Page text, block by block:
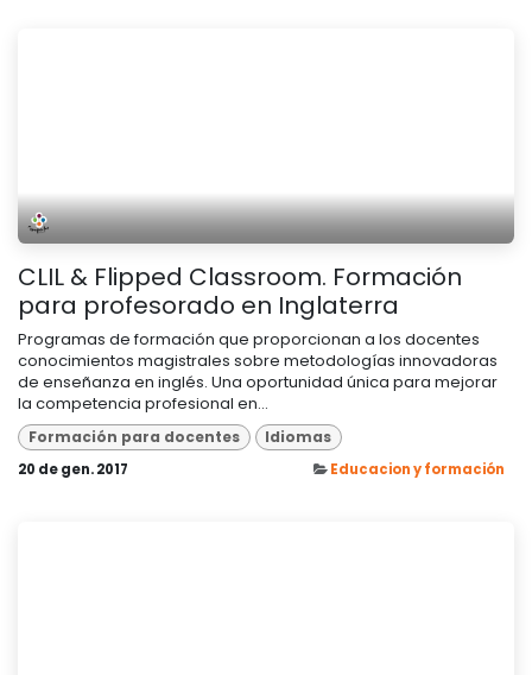
CLIL & Flipped Classroom. Formación
para profesorado en Inglaterra
Programas de formación que proporcionan a los docentes
conocimientos magistrales sobre metodologías innovadoras
de enseñanza en inglés. Una oportunidad única para mejorar
la competencia profesional en...
Formación para docentes Idiomas
20 de gen. 2017 Educacion y formación